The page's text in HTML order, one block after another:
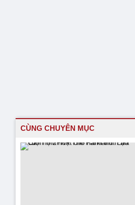
CÙNG CHUYÊN MỤC